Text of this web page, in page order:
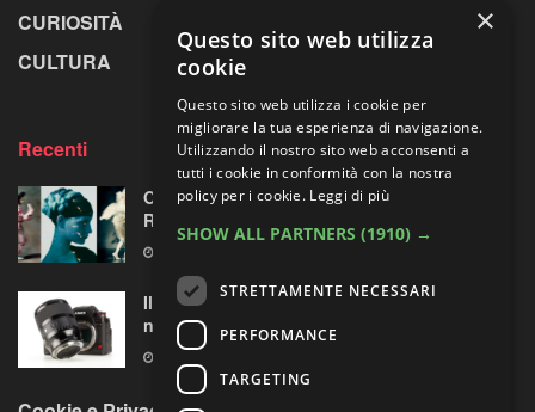
CURIOSITÀ
CULTURA
Recenti
Omaggio al laboratorio alchemico di Paolo
Roversi
Il test del Sigma Art 35mm F1.4 DG II: una
nuova pietra miliare
×
Questo sito web utilizza
cookie
Questo sito web utilizza i cookie per
migliorare la tua esperienza di navigazione.
Utilizzando il nostro sito web acconsenti a
tutti i cookie in conformità con la nostra
policy per i cookie. Leggi di più
SHOW ALL PARTNERS (1910) →
STRETTAMENTE NECESSARI
PERFORMANCE
TARGETING